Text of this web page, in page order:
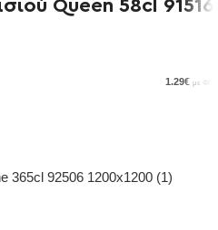
Queen 58cl 91516
1.29€ με ΦΠΑ